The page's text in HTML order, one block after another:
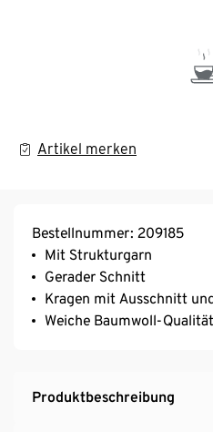
Artikel merken
Bestellnummer: 209185
Mit Strukturgarn
Gerader Schnitt
Kragen mit Ausschnitt
Weiche Baumwoll-Qualität
Produktbeschreibung